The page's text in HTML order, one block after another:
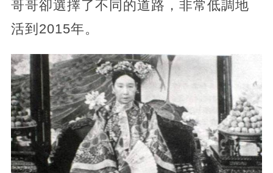
哥哥卻選擇了不同的道路，非常低調地
活到2015年。